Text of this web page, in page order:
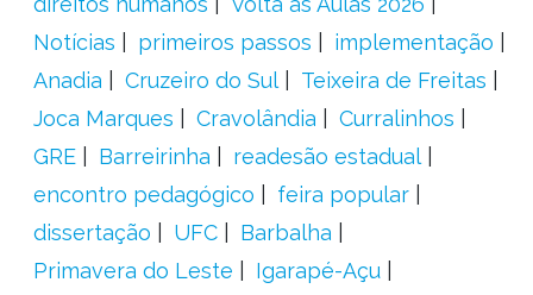
Notícias
primeiros passos
implementação
Anadia
Cruzeiro do Sul
Teixeira de Freitas
Joca Marques
Cravolândia
Curralinhos
GRE
Barreirinha
readesão estadual
encontro pedagógico
feira popular
dissertação
UFC
Barbalha
Primavera do Leste
Igarapé-Açu